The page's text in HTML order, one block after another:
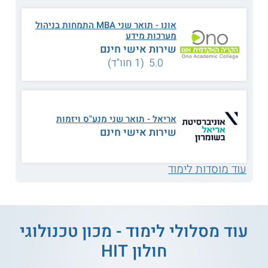
אבטחת מידע ארגוני הגנת סייבר
פיתוח מערכות מידע מסחר אלקטרוני
שיווק טכנולוגיות
מערכות תומכות
על מוסד הלימוד
במסגרת התכנית לתואר שני בניהול טכנולוגיה, מציעים במכון עוד
אונו - תואר שני MBA התמחות בניהול
מערכות מידע
שירות אישי חינם
5.0 (1 חוו"ד)
אריאל - תואר שני מנע"ס ויזמות
שירות אישי חינם
עוד מוסדות לימוד
עוד מסלולי לימוד - מכון טכנולוגי
חולון HIT